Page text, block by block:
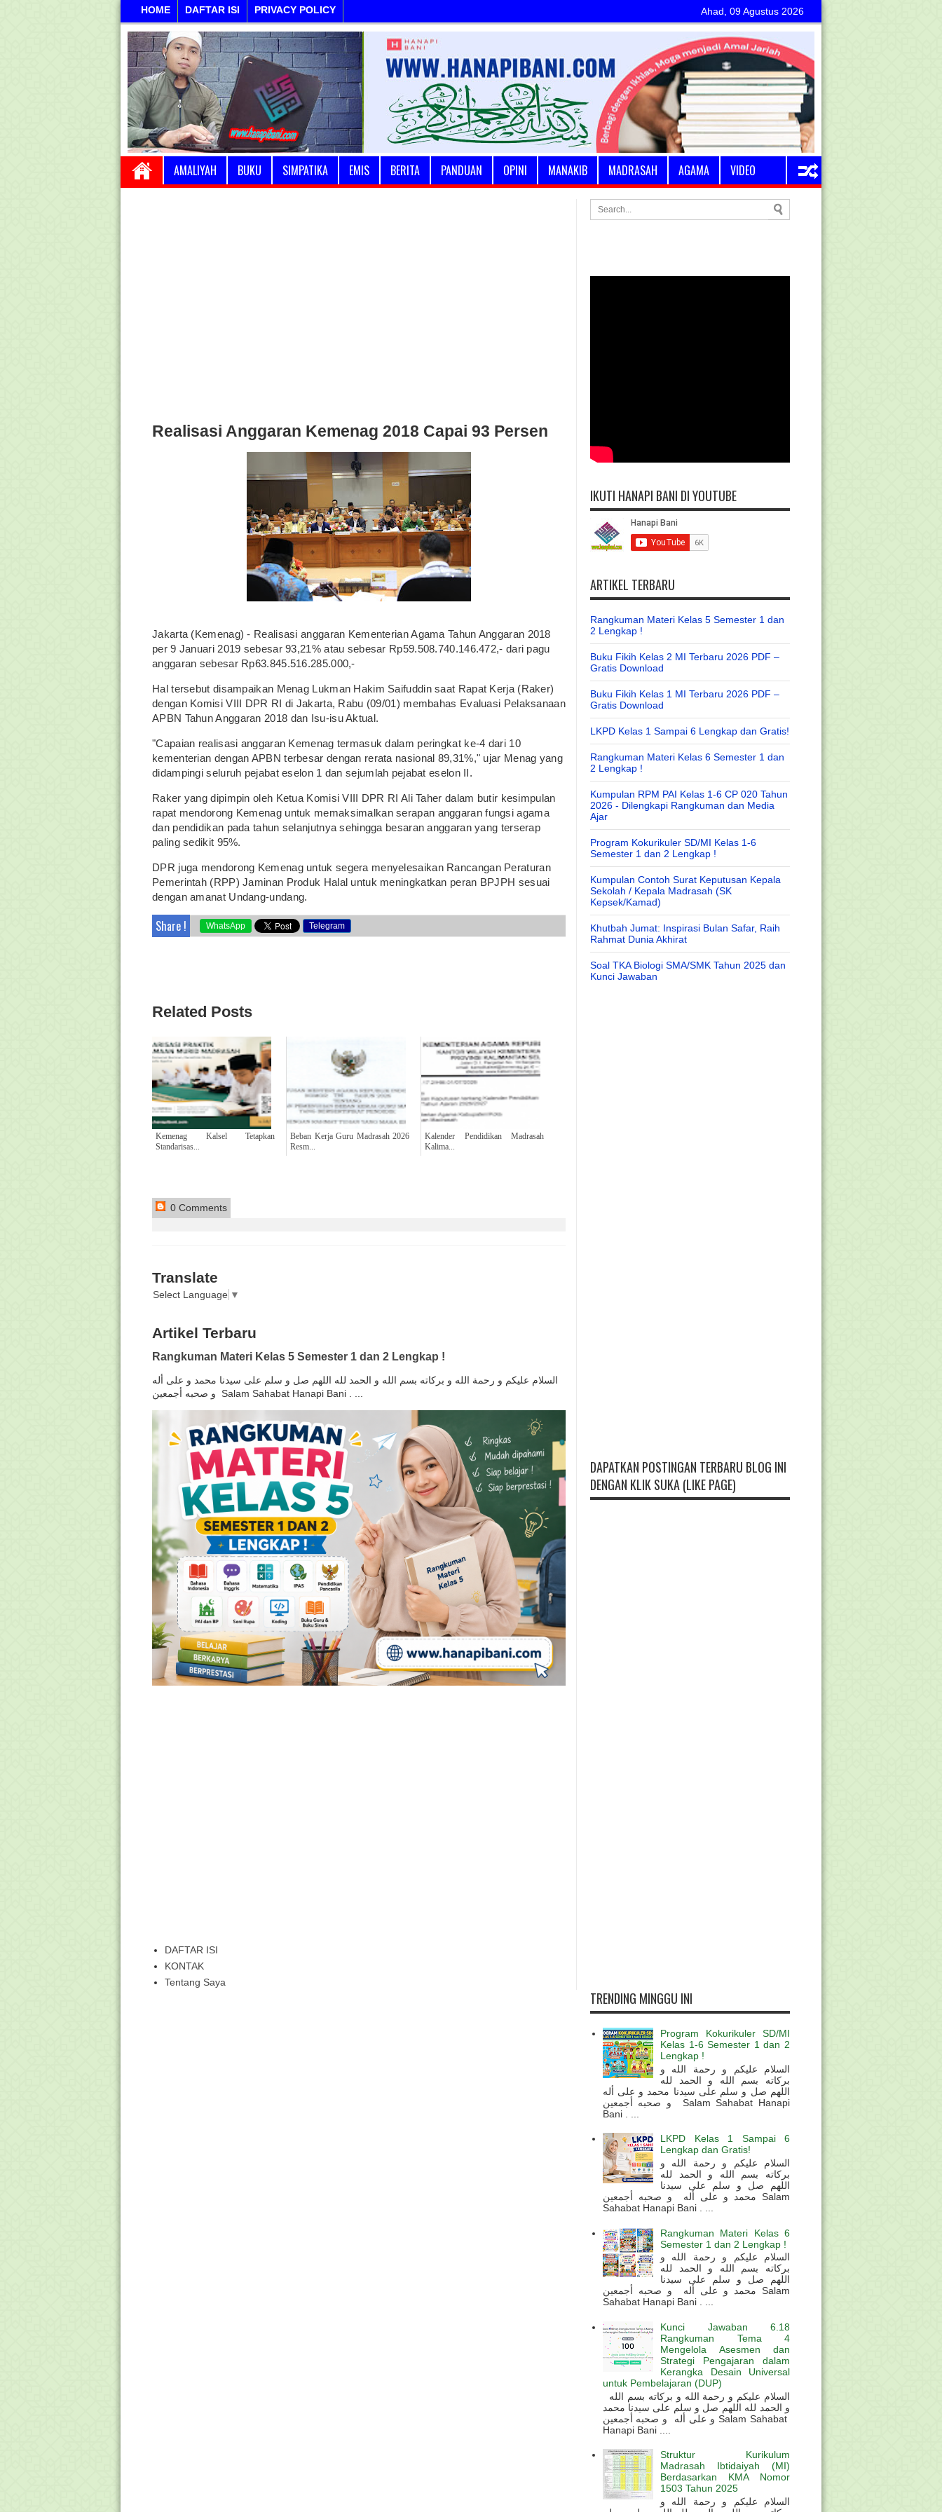
HOME DAFTAR ISI PRIVACY POLICY Ahad, 09 Agustus 2026
AMALIYAH BUKU SIMPATIKA EMIS BERITA PANDUAN OPINI MANAKIB MADRASAH AGAMA VIDEO
Realisasi Anggaran Kemenag 2018 Capai 93 Persen
Jakarta (Kemenag) - Realisasi anggaran Kementerian Agama Tahun Anggaran 2018
per 9 Januari 2019 sebesar 93,21% atau sebesar Rp59.508.740.146.472,- dari pagu
anggaran sebesar Rp63.845.516.285.000,-
Hal tersebut disampaikan Menag Lukman Hakim Saifuddin saat Rapat Kerja (Raker)
dengan Komisi VIII DPR RI di Jakarta, Rabu (09/01) membahas Evaluasi Pelaksanaan
APBN Tahun Anggaran 2018 dan Isu-isu Aktual.
"Capaian realisasi anggaran Kemenag termasuk dalam peringkat ke-4 dari 10
kementerian dengan APBN terbesar dengan rerata nasional 89,31%," ujar Menag yang
didampingi seluruh pejabat eselon 1 dan sejumlah pejabat eselon II.
Raker yang dipimpin oleh Ketua Komisi VIII DPR RI Ali Taher dalam butir kesimpulan
rapat mendorong Kemenag untuk memaksimalkan serapan anggaran fungsi agama
dan pendidikan pada tahun selanjutnya sehingga besaran anggaran yang terserap
paling sedikit 95%.
DPR juga mendorong Kemenag untuk segera menyelesaikan Rancangan Peraturan
Pemerintah (RPP) Jaminan Produk Halal untuk meningkatkan peran BPJPH sesuai
dengan amanat Undang-undang.
Share ! WhatsApp Telegram
Related Posts
Kemenag Kalsel Tetapkan
Standarisas...
Beban Kerja Guru Madrasah 2026
Resm...
Kalender Pendidikan Madrasah
Kalima...
0 Comments
Translate
Select Language ▼
Artikel Terbaru
Rangkuman Materi Kelas 5 Semester 1 dan 2 Lengkap !
السلام عليكم و رحمة الله و بركاته بسم الله و الحمد لله اللهم صل و سلم على سيدنا محمد و على أله
و صحبه أجمعين Salam Sahabat Hanapi Bani . ...
DAFTAR ISI
KONTAK
Tentang Saya
IKUTI HANAPI BANI DI YOUTUBE
ARTIKEL TERBARU
Rangkuman Materi Kelas 5 Semester 1 dan
2 Lengkap !
Buku Fikih Kelas 2 MI Terbaru 2026 PDF –
Gratis Download
Buku Fikih Kelas 1 MI Terbaru 2026 PDF –
Gratis Download
LKPD Kelas 1 Sampai 6 Lengkap dan Gratis!
Rangkuman Materi Kelas 6 Semester 1 dan
2 Lengkap !
Kumpulan RPM PAI Kelas 1-6 CP 020 Tahun
2026 - Dilengkapi Rangkuman dan Media
Ajar
Program Kokurikuler SD/MI Kelas 1-6
Semester 1 dan 2 Lengkap !
Kumpulan Contoh Surat Keputusan Kepala
Sekolah / Kepala Madrasah (SK
Kepsek/Kamad)
Khutbah Jumat: Inspirasi Bulan Safar, Raih
Rahmat Dunia Akhirat
Soal TKA Biologi SMA/SMK Tahun 2025 dan
Kunci Jawaban
DAPATKAN POSTINGAN TERBARU BLOG INI
DENGAN KLIK SUKA (LIKE PAGE)
TRENDING MINGGU INI
Program Kokurikuler SD/MI
Kelas 1-6 Semester 1 dan 2
Lengkap !
السلام عليكم و رحمة الله و
بركاته بسم الله و الحمد لله
اللهم صل و سلم على سيدنا محمد و على أله
و صحبه أجمعين Salam Sahabat Hanapi
Bani . ...
LKPD Kelas 1 Sampai 6
Lengkap dan Gratis!
السلام عليكم و رحمة الله و
بركاته بسم الله و الحمد لله
اللهم صل و سلم على سيدنا
محمد و على أله و صحبه أجمعين Salam
Sahabat Hanapi Bani . ...
Rangkuman Materi Kelas 6
Semester 1 dan 2 Lengkap !
السلام عليكم و رحمة الله و
بركاته بسم الله و الحمد لله
اللهم صل و سلم على سيدنا
محمد و على أله و صحبه أجمعين Salam
Sahabat Hanapi Bani . ...
Kunci Jawaban 6.18
Rangkuman Tema 4
Mengelola Asesmen dan
Strategi Pengajaran dalam
Kerangka Desain Universal
untuk Pembelajaran (DUP)
و الحمد لله اللهم صل و سلم على سيدنا محمد
و على أله و صحبه أجمعين Salam Sahabat
Hanapi Bani ....
Struktur Kurikulum
Madrasah Ibtidaiyah (MI)
Berdasarkan KMA Nomor
1503 Tahun 2025
السلام عليكم و رحمة الله و